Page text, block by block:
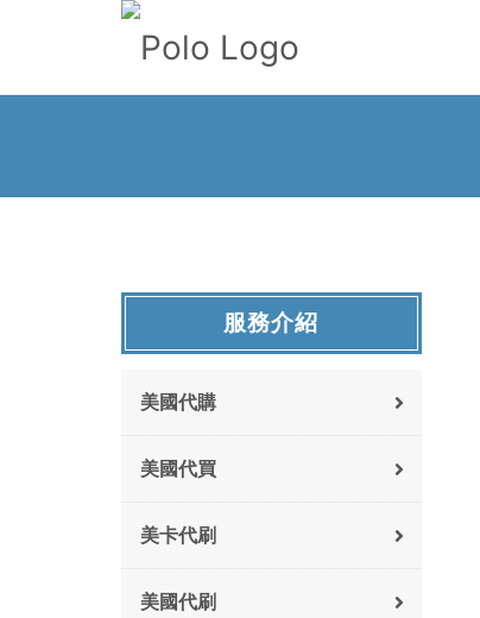
服務介紹
美國代購
美國代買
美卡代刷
美國代刷